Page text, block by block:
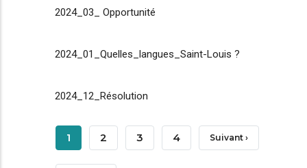
2024_03_ Opportunité
2024_01_Quelles_langues_Saint-Louis ?
2024_12_Résolution
Pagination
Page
Courante
1 Page
2 Page
3 Page
4 Page
Suivant ›